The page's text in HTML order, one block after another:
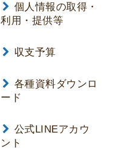
個人情報の取得・
利用・提供等
収支予算
各種資料ダウンロ
ード
公式LINEアカウ
ント